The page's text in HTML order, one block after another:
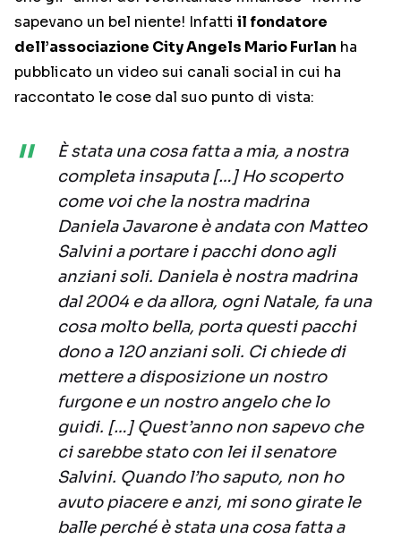
sapevano un bel niente! Infatti il fondatore
dell’associazione City Angels Mario Furlan ha
pubblicato un video sui canali social in cui ha
raccontato le cose dal suo punto di vista:
È stata una cosa fatta a mia, a nostra
completa insaputa […] Ho scoperto
come voi che la nostra madrina
Daniela Javarone è andata con Matteo
Salvini a portare i pacchi dono agli
anziani soli. Daniela è nostra madrina
dal 2004 e da allora, ogni Natale, fa una
cosa molto bella, porta questi pacchi
dono a 120 anziani soli. Ci chiede di
mettere a disposizione un nostro
furgone e un nostro angelo che lo
guidi. […] Quest’anno non sapevo che
ci sarebbe stato con lei il senatore
Salvini. Quando l’ho saputo, non ho
avuto piacere e anzi, mi sono girate le
balle perché è stata una cosa fatta a